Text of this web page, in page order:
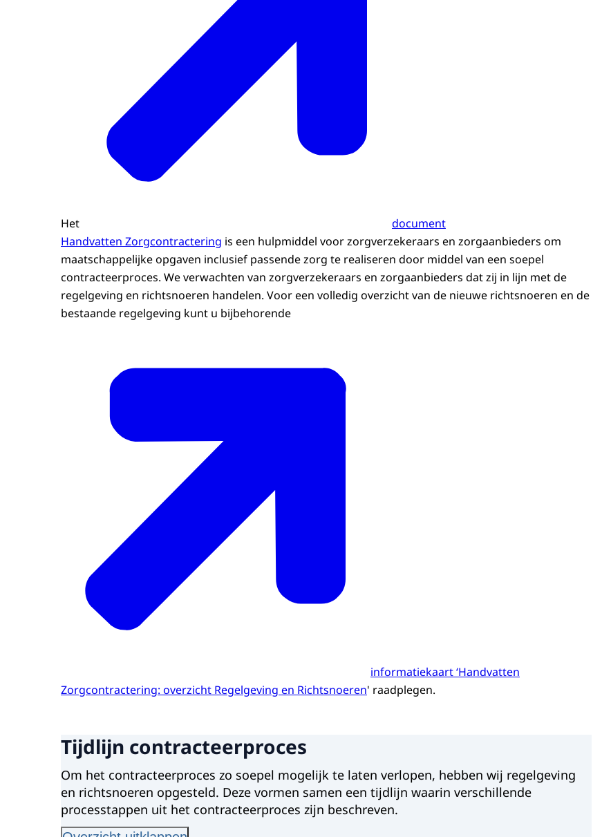
Het
document
Handvatten Zorgcontractering is een hulpmiddel voor zorgverzekeraars en zorgaanbieders om
maatschappelijke opgaven inclusief passende zorg te realiseren door middel van een soepel
contracteerproces. We verwachten van zorgverzekeraars en zorgaanbieders dat zij in lijn met de
regelgeving en richtsnoeren handelen. Voor een volledig overzicht van de nieuwe richtsnoeren en de
bestaande regelgeving kunt u bijbehorende
informatiekaart ‘Handvatten
Zorgcontractering: overzicht Regelgeving en Richtsnoeren' raadplegen.
Tijdlijn contracteerproces
Om het contracteerproces zo soepel mogelijk te laten verlopen, hebben wij regelgeving
en richtsnoeren opgesteld. Deze vormen samen een tijdlijn waarin verschillende
processtappen uit het contracteerproces zijn beschreven.